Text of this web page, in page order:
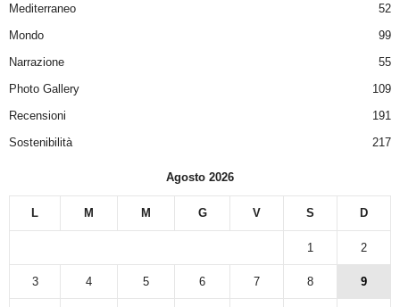
Mediterraneo
52
Mondo
99
Narrazione
55
Photo Gallery
109
Recensioni
191
Sostenibilità
217
Agosto 2026
L M M G V S D
1 2
3 4 5 6 7 8 9